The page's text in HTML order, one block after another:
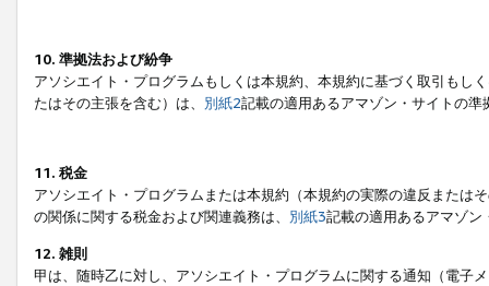
10. 準拠法および紛争
アソシエイト・プログラムもしくは本規約、本規約に基づく取引もし
たはその主張を含む）は、 別紙2記載の適用あるアマゾン・サイトの
11. 税金
アソシエイト・プログラムまたは本規約（本規約の実際の違反または
の関係に関する税金および関連義務は、 別紙3記載の適用あるアマゾン
12. 雑則
甲は、随時乙に対し、アソシエイト・プログラムに関する通知（電子